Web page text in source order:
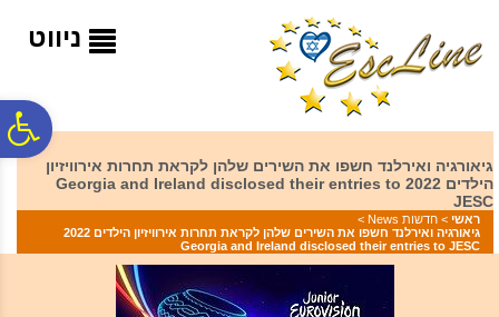
המרכזי
ניווט
גיאורגיה ואירלנד חשפו את השירים שלהן לקראת תחרות אירוויזיון
הילדים 2022 Georgia and Ireland disclosed their entries to
JESC
ראשי > חדשות News
>
גיאורגיה ואירלנד חשפו את השירים שלהן לקראת תחרות אירוויזיון הילדים 2022
Georgia and Ireland disclosed their entries to JESC